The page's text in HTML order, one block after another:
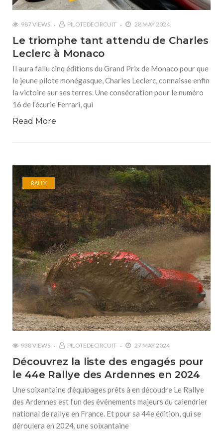
987 VIEWS PILOTEDECIRCUIT 28 MAY 2024
Le triomphe tant attendu de Charles
Leclerc à Monaco
Il aura fallu cinq éditions du Grand Prix de Monaco pour que
le jeune pilote monégasque, Charles Leclerc, connaisse enfin
la victoire sur ses terres. Une consécration pour le numéro
16 de l’écurie Ferrari, qui
Read More
RALLY
938 VIEWS PILOTEDECIRCUIT 27 MAY 2024
Découvrez la liste des engagés pour
le 44e Rallye des Ardennes en 2024
Une soixantaine d’équipages prêts à en découdre Le Rallye
des Ardennes est l’un des événements majeurs du calendrier
national de rallye en France. Et pour sa 44e édition, qui se
déroulera en 2024, une soixantaine